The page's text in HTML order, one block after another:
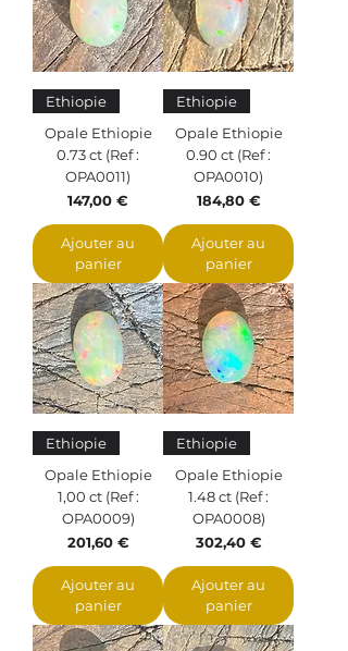
Ethiopie
Opale Ethiopie
0.73 ct (Ref :
OPA0011)
Prix
147,00 €
Ajouter au
panier
Ethiopie
Opale Ethiopie
0.90 ct (Ref :
OPA0010)
Prix
184,80 €
Ajouter au
panier
Ethiopie
Opale Ethiopie
1,00 ct (Ref :
OPA0009)
Prix
201,60 €
Ajouter au
panier
Ethiopie
Opale Ethiopie
1.48 ct (Ref :
OPA0008)
Prix
302,40 €
Ajouter au
panier